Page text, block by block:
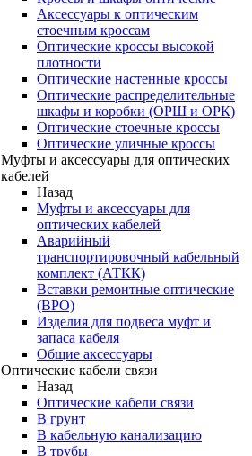
Аксессуары к оптическим
стоечным кроссам
Оптические кроссы высокой
плотности
Оптические настенные кроссы
Оптические распределительные
шкафы и коробки (ОРШ и ОРК)
Оптические стоечные кроссы
Оптические уличные кроссы
Муфты и аксессуары для оптических
кабелей
Назад
Муфты и аксессуары для
оптических кабелей
Аварийный
транспортировочный кабельный
комплект (АТКК)
Вставки ремонтные оптические
(ВРО)
Изделия для подвеса муфт и
запаса кабеля
Общие аксессуары
Оптические кабели связи
Назад
Оптические кабели связи
В грунт
В кабельную канализацию
В трубы